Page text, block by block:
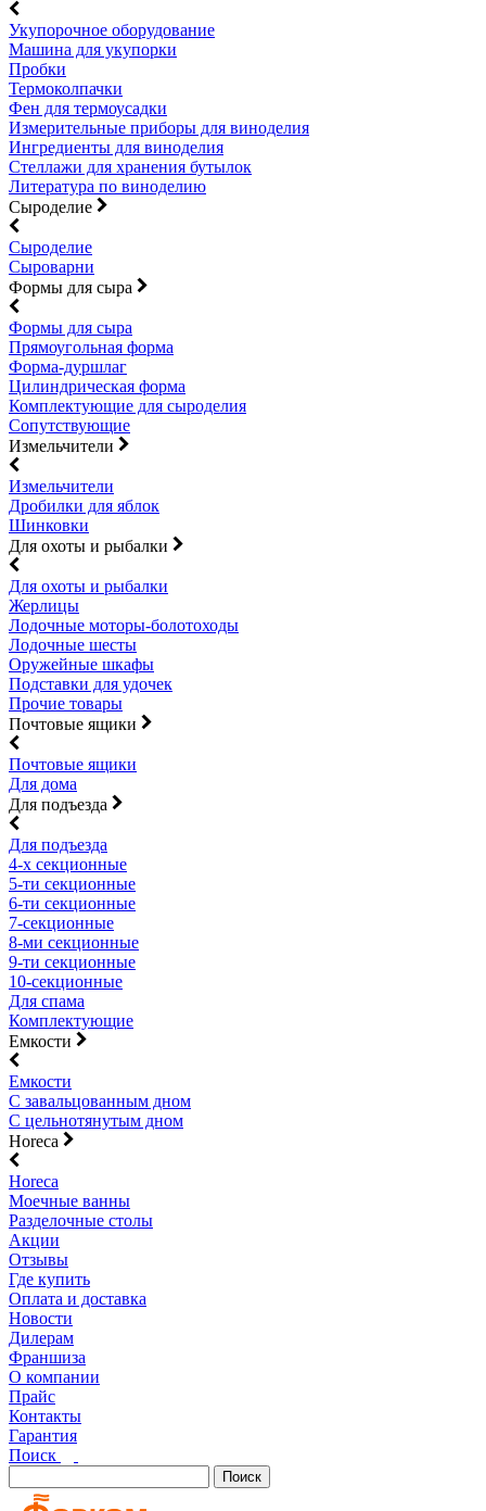
Укупорочное оборудование
Машина для укупорки
Пробки
Термоколпачки
Фен для термоусадки
Измерительные приборы для виноделия
Ингредиенты для виноделия
Стеллажи для хранения бутылок
Литература по виноделию
Сыроделие
Сыроделие
Сыроварни
Формы для сыра
Формы для сыра
Прямоугольная форма
Форма-дуршлаг
Цилиндрическая форма
Комплектующие для сыроделия
Сопутствующие
Измельчители
Измельчители
Дробилки для яблок
Шинковки
Для охоты и рыбалки
Для охоты и рыбалки
Жерлицы
Лодочные моторы-болотоходы
Лодочные шесты
Оружейные шкафы
Подставки для удочек
Прочие товары
Почтовые ящики
Почтовые ящики
Для дома
Для подъезда
Для подъезда
4-х секционные
5-ти секционные
6-ти секционные
7-секционные
8-ми секционные
9-ти секционные
10-секционные
Для спама
Комплектующие
Емкости
Емкости
С завальцованным дном
С цельнотянутым дном
Horeca
Horeca
Моечные ванны
Разделочные столы
Акции
Отзывы
Где купить
Оплата и доставка
Новости
Дилерам
Франшиза
О компании
Прайс
Контакты
Гарантия
Поиск
Поиск